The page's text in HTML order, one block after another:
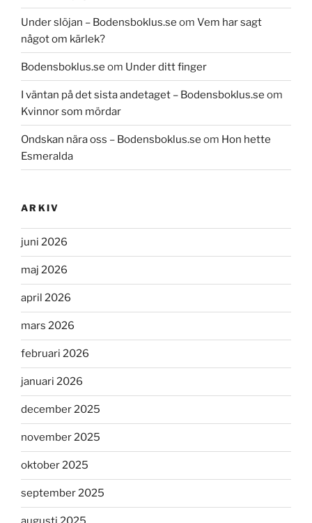
Under slöjan – Bodensboklus.se om Vem har sagt
något om kärlek?
Bodensboklus.se om Under ditt finger
I väntan på det sista andetaget – Bodensboklus.se om
Kvinnor som mördar
Ondskan nära oss – Bodensboklus.se om Hon hette
Esmeralda
ARKIV
juni 2026
maj 2026
april 2026
mars 2026
februari 2026
januari 2026
december 2025
november 2025
oktober 2025
september 2025